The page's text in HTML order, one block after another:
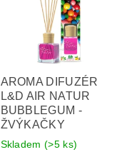
AROMA DIFUZÉR
L&D AIR NATUR
BUBBLEGUM -
ŽVÝKAČKY
Skladem(>5 ks)